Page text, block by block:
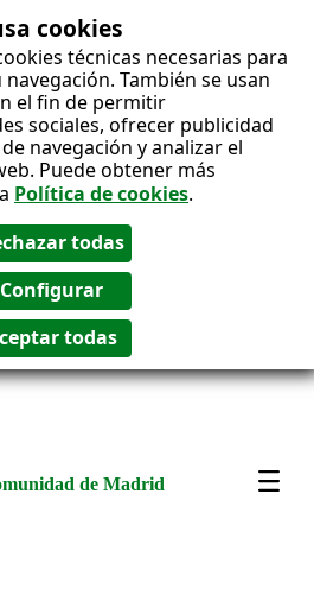
cookies
técnicas necesarias para
También se usan
el fin de permitir
sociales, ofrecer publicidad
navegación y analizar el
Puede obtener más
Política de cookies.
de Madrid